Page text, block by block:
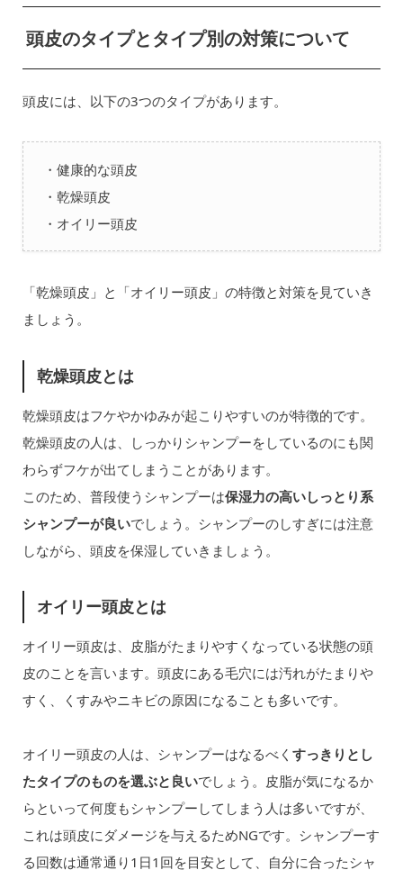
頭皮のタイプとタイプ別の対策について
頭皮には、以下の3つのタイプがあります。
・健康的な頭皮
・乾燥頭皮
・オイリー頭皮
「乾燥頭皮」と「オイリー頭皮」の特徴と対策を見ていき
ましょう。
乾燥頭皮とは
乾燥頭皮はフケやかゆみが起こりやすいのが特徴的です。
乾燥頭皮の人は、しっかりシャンプーをしているのにも関
わらずフケが出てしまうことがあります。
このため、普段使うシャンプーは保湿力の高いしっとり系
シャンプーが良いでしょう。シャンプーのしすぎには注意
しながら、頭皮を保湿していきましょう。
オイリー頭皮とは
オイリー頭皮は、皮脂がたまりやすくなっている状態の頭
皮のことを言います。頭皮にある毛穴には汚れがたまりや
すく、くすみやニキビの原因になることも多いです。
オイリー頭皮の人は、シャンプーはなるべく すっきりとし
たタイプのものを選ぶと良いでしょう。皮脂が気になるか
らといって何度もシャンプーしてしまう人は多いですが、
これは頭皮にダメージを与えるためNGです。シャンプーす
る回数は通常通り1日1回を目安として、自分に合ったシャ